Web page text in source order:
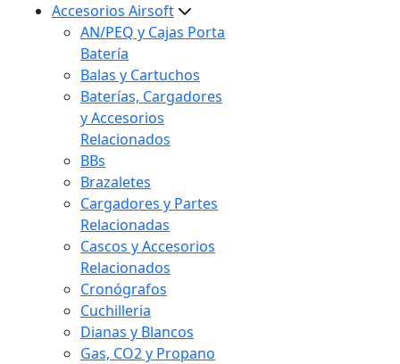
Accesorios Airsoft
AN/PEQ y Cajas Porta
Batería
Balas y Cartuchos
Baterías, Cargadores
y Accesorios
Relacionados
BBs
Brazaletes
Cargadores y Partes
Relacionadas
Cascos y Accesorios
Relacionados
Cronógrafos
Cuchilleria
Dianas y Blancos
Gas, CO2 y Propano